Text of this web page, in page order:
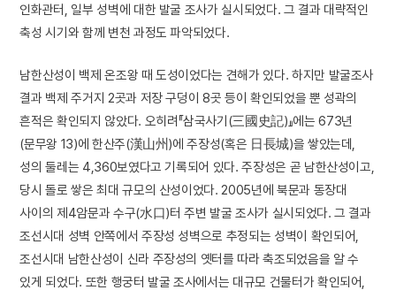
인화관터, 일부 성벽에 대한 발굴 조사가 실시되었다. 그 결과 대략적인
축성 시기와 함께 변천 과정도 파악되었다.
남한산성이 백제 온조왕 때 도성이었다는 견해가 있다. 하지만 발굴조사
결과 백제 주거지 2곳과 저장 구덩이 8곳 등이 확인되었을 뿐 성곽의
흔적은 확인되지 않았다. 오히려『삼국사기(三國史記)』에는 673년
(문무왕 13)에 한산주(漢山州)에 주장성(혹은 日長城)을 쌓았는데,
성의 둘레는 4,360보였다고 기록되어 있다. 주장성은 곧 남한산성이고,
당시 돌로 쌓은 최대 규모의 산성이었다. 2005년에 북문과 동장대
사이의 제4암문과 수구(水口)터 주변 발굴 조사가 실시되었다. 그 결과
조선시대 성벽 안쪽에서 주장성 성벽으로 추정되는 성벽이 확인되어,
조선시대 남한산성이 신라 주장성의 옛터를 따라 축조되었음을 알 수
있게 되었다. 또한 행궁터 발굴 조사에서는 대규모 건물터가 확인되어,